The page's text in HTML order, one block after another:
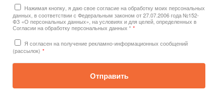
Нажимая кнопку, я даю свое согласие на обработку моих персональных
данных, в соответствии с Федеральным законом от 27.07.2006 года №152-
ФЗ «О персональных данных», на условиях и для целей, определенных в
Согласии на обработку персональных данных * *
Я согласен на получение рекламно-информационных сообщений
(рассылок) *
Отправить